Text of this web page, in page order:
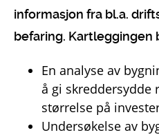
informasjon fra bl.a.
befaring. Kartleggingen
En analyse av
å gi skreddersydde
størrelse på
Undersøkelse av